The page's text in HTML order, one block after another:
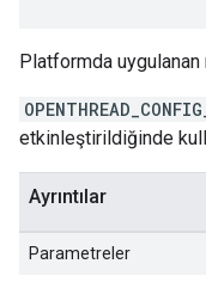
Platformda uygulanan
etkinleştirildiğinde
Ayrıntılar
Parametreler